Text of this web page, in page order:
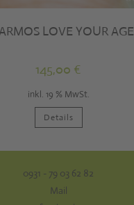
LOVE YOUR AGE
145,00 €
inkl. 19 % MwSt.
Details
0931 - 79 03 62 82
Mail